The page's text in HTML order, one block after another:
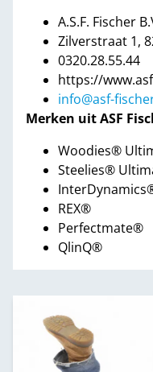
A.S.F. Fischer
Zilverstraat 1,
0320.28.55.44
https://
info@asf-
Merken uit ASF
Woodies®
Steelies®
REX®
Perfectmate®
QlinQ®